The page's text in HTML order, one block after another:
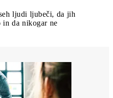
ljudi ljubeči, da jih
in da nikogar ne